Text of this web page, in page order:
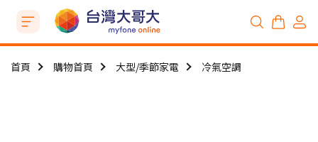
首頁 購物首頁 大型/季節家電 冷氣空調